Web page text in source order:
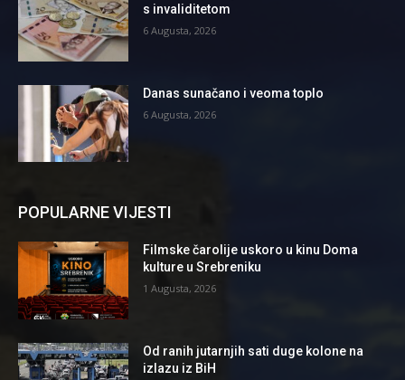
s invaliditetom
6 Augusta, 2026
Danas sunačano i veoma toplo
6 Augusta, 2026
POPULARNE VIJESTI
Filmske čarolije uskoro u kinu Doma
kulture u Srebreniku
1 Augusta, 2026
Od ranih jutarnjih sati duge kolone na
izlazu iz BiH